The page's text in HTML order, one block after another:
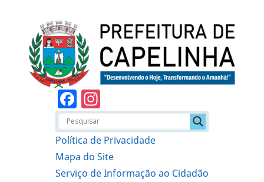
Facebook
Política de Privacidade
Mapa do Site
Serviço de Informação ao Cidadão